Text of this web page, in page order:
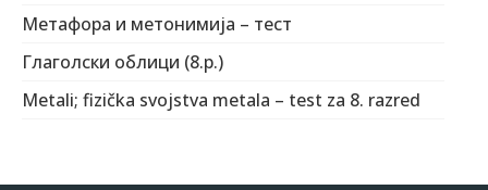
Метафора и метонимија – тест
Глаголски облици (8.р.)
Metali; fizička svojstva metala – test za 8. razred